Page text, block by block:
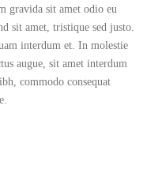
gravida sit amet odio eu
sit amet, tristique sed justo.
interdum et. In molestie
augue, sit amet interdum
commodo consequat